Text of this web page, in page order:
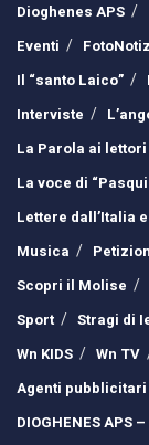
Dioghenes APS
Eventi
Il “santo Laico”
Interviste
La Parola ai lettori
La voce di
Lettere dall’Italia
Musica
Scopri il Molise
Sport
Stragi di
Wn KIDS
Wn TV
Agenti pubblicitari
DIOGHENES APS